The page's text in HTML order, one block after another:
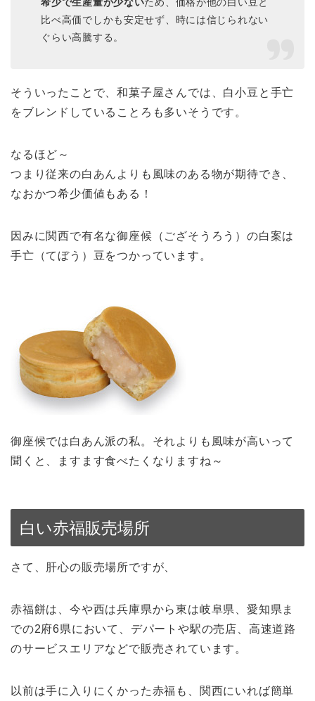
比べ高価でしかも安定せず、時には信じられない
ぐらい高騰する。
そういったことで、和菓子屋さんでは、白小豆と手亡
をブレンドしていることろも多いそうです。
なるほど～
つまり従来の白あんよりも風味のある物が期待でき、
なおかつ希少価値もある！
因みに関西で有名な御座候（ござそうろう）の白案は
手亡（てぼう）豆をつかっています。
御座候では白あん派の私。それよりも風味が高いって
聞くと、ますます食べたくなりますね～
白い赤福販売場所
さて、肝心の販売場所ですが、
赤福餅は、今や西は兵庫県から東は岐阜県、愛知県ま
での2府6県において、デパートや駅の売店、高速道路
のサービスエリアなどで販売されています。
以前は手に入りにくかった赤福も、関西にいれば簡単